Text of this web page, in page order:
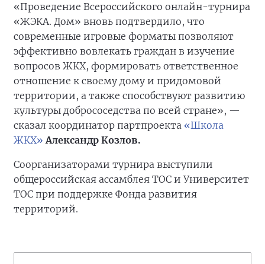
«Проведение Всероссийского онлайн-турнира
«ЖЭКА. Дом» вновь подтвердило, что
современные игровые форматы позволяют
эффективно вовлекать граждан в изучение
вопросов ЖКХ, формировать ответственное
отношение к своему дому и придомовой
территории, а также способствуют развитию
культуры добрососедства по всей стране», —
сказал координатор партпроекта «Школа
ЖКХ» Александр Козлов.
Соорганизаторами турнира выступили
общероссийская ассамблея ТОС и Университет
ТОС при поддержке Фонда развития
территорий.